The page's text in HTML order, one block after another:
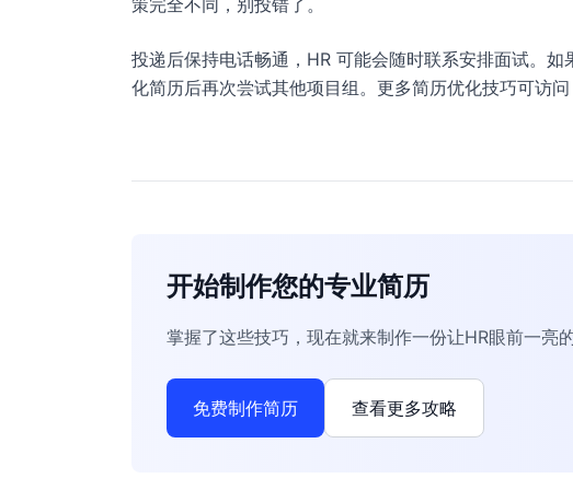
策完全不同，别投错了。
投递后保持电话畅通，HR 可能会随时联系安排面试。
化简历后再次尝试其他项目组。更多简历优化技巧可访问
开始制作您的专业简历
掌握了这些技巧，现在就来制作一份让HR眼前一亮
免费制作简历 查看更多攻略